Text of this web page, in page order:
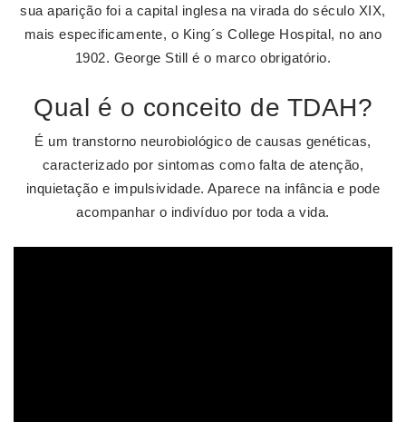
sua aparição foi a capital inglesa na virada do século XIX,
mais especificamente, o King´s College Hospital, no ano
1902. George Still é o marco obrigatório.
Qual é o conceito de TDAH?
É um transtorno neurobiológico de causas genéticas,
caracterizado por sintomas como falta de atenção,
inquietação e impulsividade. Aparece na infância e pode
acompanhar o indivíduo por toda a vida.